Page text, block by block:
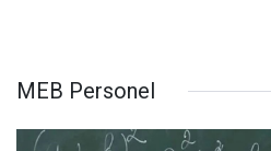
MEB Personel